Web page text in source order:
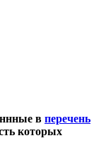
в перечень
которых